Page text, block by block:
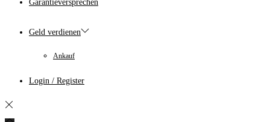
Garantieversprechen
Geld verdienen
Ankauf
Login / Register